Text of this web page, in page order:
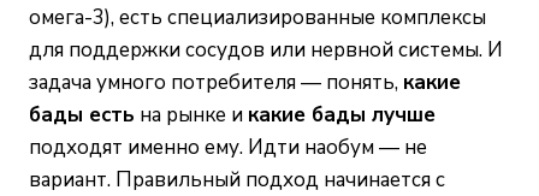
омега-3), есть специализированные комплексы
для поддержки сосудов или нервной системы. И
задача умного потребителя — понять, какие
бады есть на рынке и какие бады лучше
подходят именно ему. Идти наобум — не
вариант. Правильный подход начинается с